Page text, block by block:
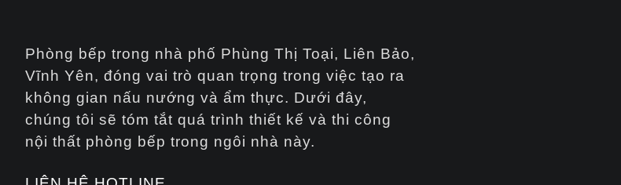
Phòng bếp trong nhà phố Phùng Thị Toại, Liên Bảo,
Vĩnh Yên, đóng vai trò quan trọng trong việc tạo ra
không gian nấu nướng và ẩm thực. Dưới đây,
chúng tôi sẽ tóm tắt quá trình thiết kế và thi công
nội thất phòng bếp trong ngôi nhà này.